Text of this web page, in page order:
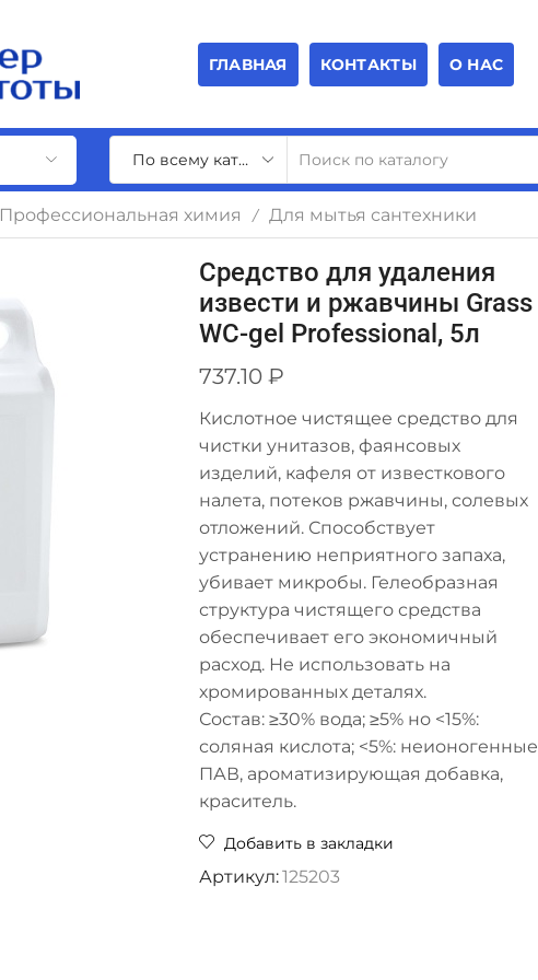
ГЛАВНАЯ КОНТАКТЫ О НАС
Профессиональная химия / Для мытья сантехники
Средство для удаления
извести и ржавчины Grass
WC-gel Professional, 5л
737.10 ₽
Кислотное чистящее средство для
чистки унитазов, фаянсовых
изделий, кафеля от известкового
налета, потеков ржавчины, солевых
отложений. Способствует
устранению неприятного запаха,
убивает микробы. Гелеобразная
структура чистящего средства
обеспечивает его экономичный
расход. Не использовать на
хромированных деталях.
Состав: ≥30% вода; ≥5% но <15%:
соляная кислота; <5%: неионогенные
ПАВ, ароматизирующая добавка,
краситель.
Добавить в закладки
Артикул:125203